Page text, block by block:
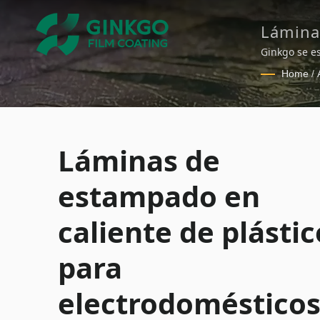
Ginkgo se
diseñadas
y
tiempo que
abrasión y
Home /
Láminas de
Láminas de
estampado en
caliente de
para